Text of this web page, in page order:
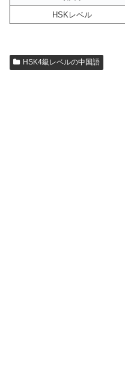
HSKレベル
HSK4級レベルの中国語